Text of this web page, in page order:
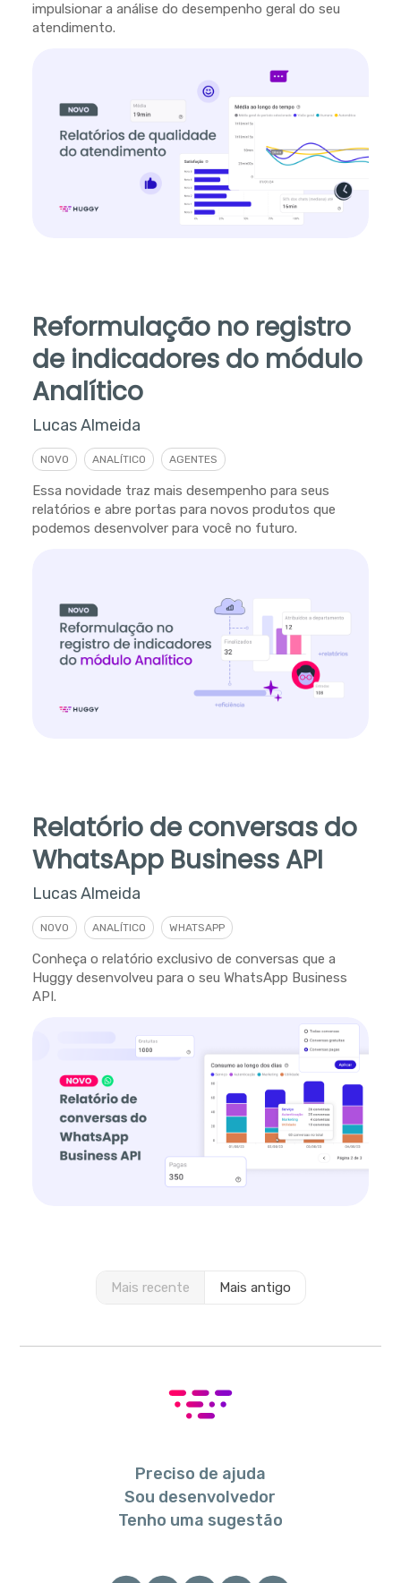
impulsionar a análise do desempenho geral do seu
atendimento.
Reformulação no registro
de indicadores do módulo
Analítico
Lucas Almeida
NOVO ANALÍTICO AGENTES
Essa novidade traz mais desempenho para seus
relatórios e abre portas para novos produtos que
podemos desenvolver para você no futuro.
Relatório de conversas do
WhatsApp Business API
Lucas Almeida
NOVO ANALÍTICO WHATSAPP
Conheça o relatório exclusivo de conversas que a
Huggy desenvolveu para o seu WhatsApp Business
API.
Mais recente Mais antigo
Preciso de ajuda
Sou desenvolvedor
Tenho uma sugestão